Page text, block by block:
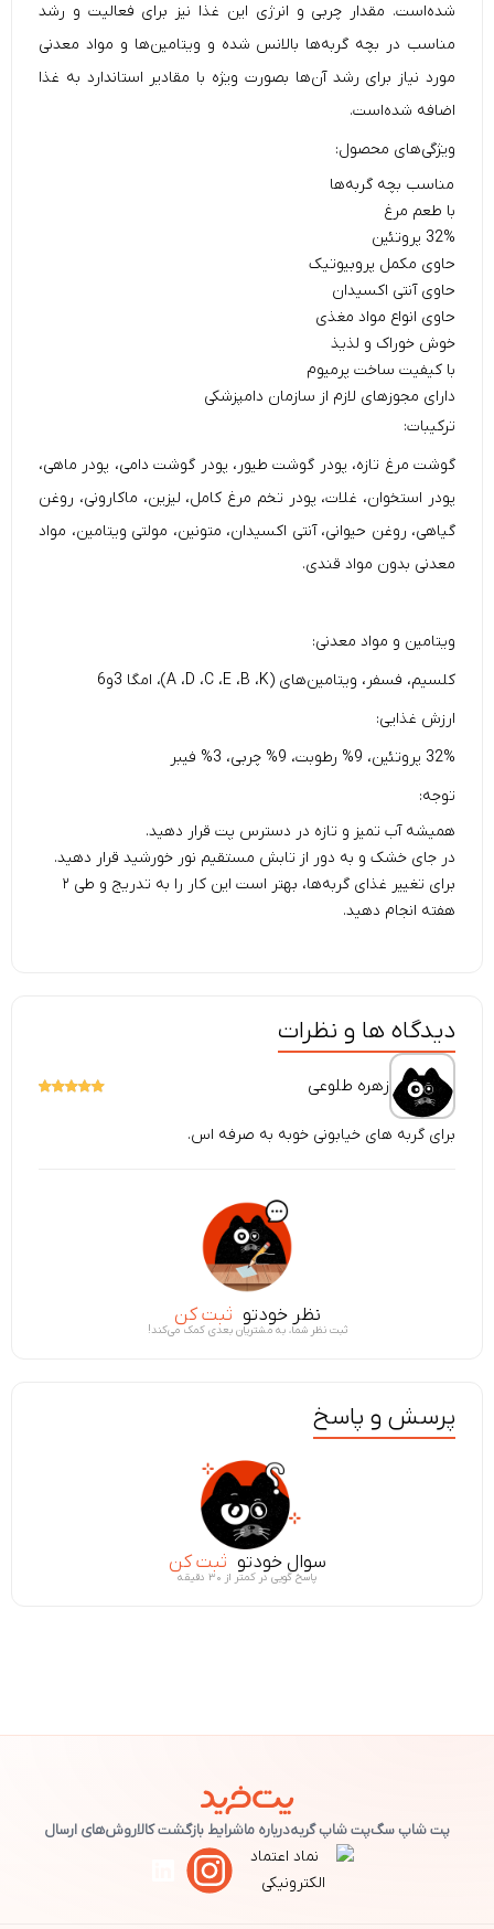
شده‌است. مقدار چربی و انرژی این غذا نیز برای فعالیت و رشد
مناسب در بچه گربه‌ها بالانس شده و ویتامین‌ها و مواد معدنی
مورد نیاز برای رشد آن‌ها بصورت ویژه با مقادیر استاندارد به غذا
اضافه شده‌است.
ویژگی‌های محصول:
مناسب بچه گربه‌ها
با طعم مرغ
32% پروتئین
حاوی مکمل پروبیوتیک
حاوی آنتی اکسیدان
حاوی انواع مواد مغذی
خوش خوراک و لذیذ
با کیفیت ساخت پرمیوم
دارای مجوزهای لازم از سازمان دامپزشکی
ترکیبات:
گوشت مرغ تازه، پودر گوشت طیور، پودر گوشت دامی، پودر ماهی،
پودر استخوان، غلات، پودر تخم مرغ کامل، لیزین، ماکارونی، روغن
گیاهی، روغن حیوانی، آنتی اکسیدان، متونین، مولتی ویتامین، مواد
معدنی بدون مواد قندی.
ویتامین و مواد معدنی:
کلسیم، فسفر، ویتامین‌های (A ،D ،C ،E ،B ،K)، امگا 3و6
ارزش غذایی:
32% پروتئین، 9% رطوبت، 9% چربی، 3% فیبر
توجه:
همیشه آب تمیز و تازه در دسترس پت قرار دهید.
در جای خشک و به دور از تابش مستقیم نور خورشید قرار دهید.
برای تغییر غذای گربه‌ها، بهتر است این کار را به تدریج و طی ۲
هفته انجام دهید.
دیدگاه ها و نظرات
زهره طلوعی
برای گربه های خیابونی خوبه به صرفه اس.
نظر خودتو ثبت کن
ثبت نظر شما، به مشتریان بعدی کمک می‌کند!
پرسش و پاسخ
سوال خودتو ثبت کن
پاسخ گویی در کمتر از ۳۰ دقیقه
پت شاپ سگپت شاپ گربهدرباره ماشرایط بازگشت کالاروش‌های ارسال